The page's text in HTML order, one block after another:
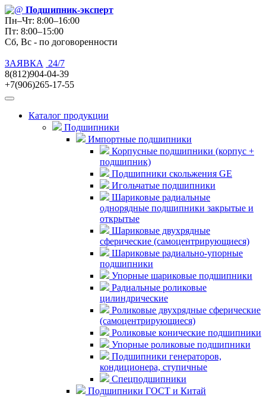
Подшипник-эксперт
Пн–Чт: 8:00–16:00
Пт: 8:00–15:00
Сб, Вс - по договоренности
ЗАЯВКА
24/7
8(812)904-04-39
+7(906)265-17-55
Каталог продукции
Подшипники
Импортные подшипники
Корпусные подшипники (корпус +
подшипник)
Подшипники скольжения GE
Игольчатые подшипники
Шариковые радиальные
однорядные подшипники закрытые и
открытые
Шариковые двухрядные
сферические (самоцентрирующиеся)
Шариковые радиально-упорные
подшипники
Упорные шариковые подшипники
Радиальные роликовые
цилиндрические
Роликовые двухрядные сферические
(самоцентрирующиеся)
Роликовые конические подшипники
Упорные роликовые подшипники
Подшипники генераторов,
кондиционера, ступичные
Спецподшипники
Подшипники ГОСТ и Китай